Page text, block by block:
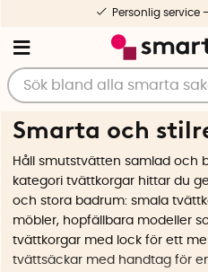
Personlig service
Smarta och
Håll smutstvätten samlad och
kategori tvättkorgar hittar du
och stora badrum: smala
möbler, hopfällbara modeller
tvättkorgar med lock för ett
tvättsäckar med handtag för